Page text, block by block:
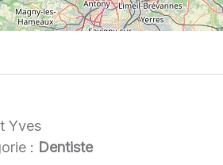
Yves
: Dentiste